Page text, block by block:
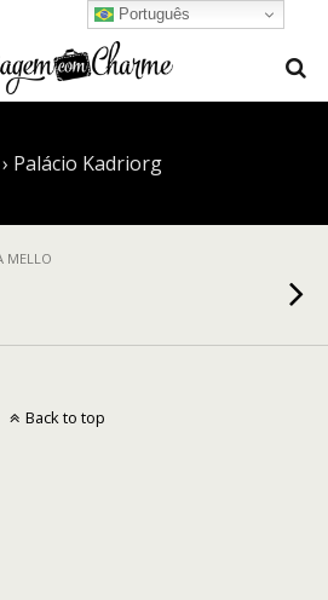
Palácio Kadriorg
MELLO
Português
Back to top